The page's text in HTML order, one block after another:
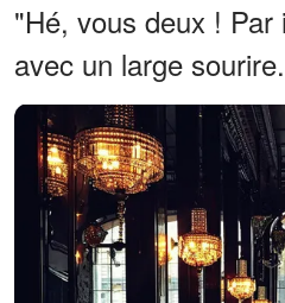
"Hé, vous deux !
avec un large sourire.